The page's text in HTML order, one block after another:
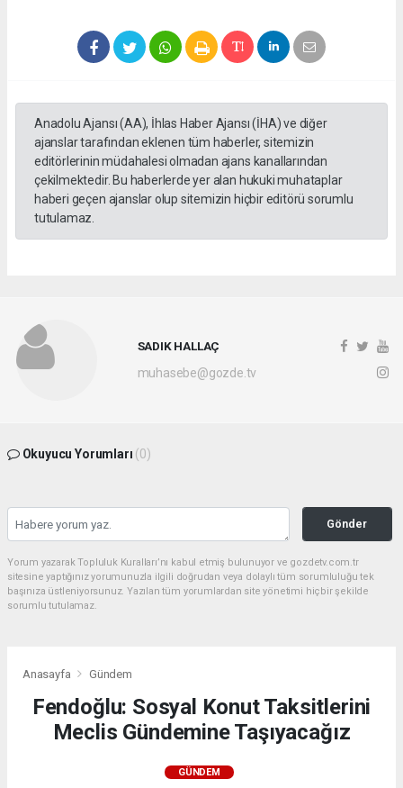
Anadolu Ajansı (AA), İhlas Haber Ajansı (İHA) ve diğer
ajanslar tarafından eklenen tüm haberler, sitemizin
editörlerinin müdahalesi olmadan ajans kanallarından
çekilmektedir. Bu haberlerde yer alan hukuki muhataplar
haberi geçen ajanslar olup sitemizin hiçbir editörü sorumlu
tutulamaz.
SADIK HALLAÇ
muhasebe@gozde.tv
Okuyucu Yorumları (0)
Gönder
Yorum yazarak Topluluk Kuralları’nı kabul etmiş bulunuyor ve gozdetv.com.tr
sitesine yaptığınız yorumunuzla ilgili doğrudan veya dolaylı tüm sorumluluğu tek
başınıza üstleniyorsunuz. Yazılan tüm yorumlardan site yönetimi hiçbir şekilde
sorumlu tutulamaz.
Anasayfa Gündem
Fendoğlu: Sosyal Konut Taksitlerini
Meclis Gündemine Taşıyacağız
GÜNDEM